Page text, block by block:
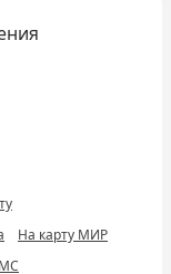
На карту МИР